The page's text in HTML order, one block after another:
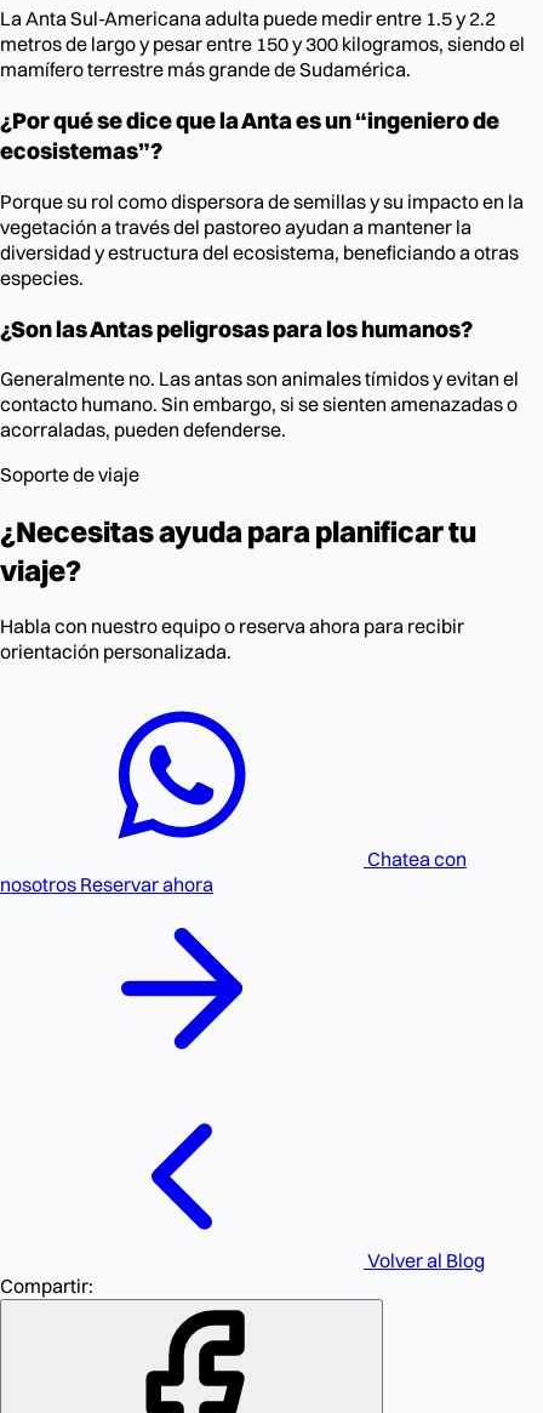
La Anta Sul-Americana adulta puede medir entre 1.5 y 2.2
metros de largo y pesar entre 150 y 300 kilogramos, siendo el
mamífero terrestre más grande de Sudamérica.
¿Por qué se dice que la Anta es un “ingeniero de
ecosistemas”?
Porque su rol como dispersora de semillas y su impacto en la
vegetación a través del pastoreo ayudan a mantener la
diversidad y estructura del ecosistema, beneficiando a otras
especies.
¿Son las Antas peligrosas para los humanos?
Generalmente no. Las antas son animales tímidos y evitan el
contacto humano. Sin embargo, si se sienten amenazadas o
acorraladas, pueden defenderse.
Soporte de viaje
¿Necesitas ayuda para planificar tu
viaje?
Habla con nuestro equipo o reserva ahora para recibir
orientación personalizada.
Chatea con
nosotros Reservar ahora
Volver al Blog
Compartir: